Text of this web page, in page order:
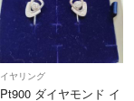
イヤリング
Pt900 ダイヤモンド イ